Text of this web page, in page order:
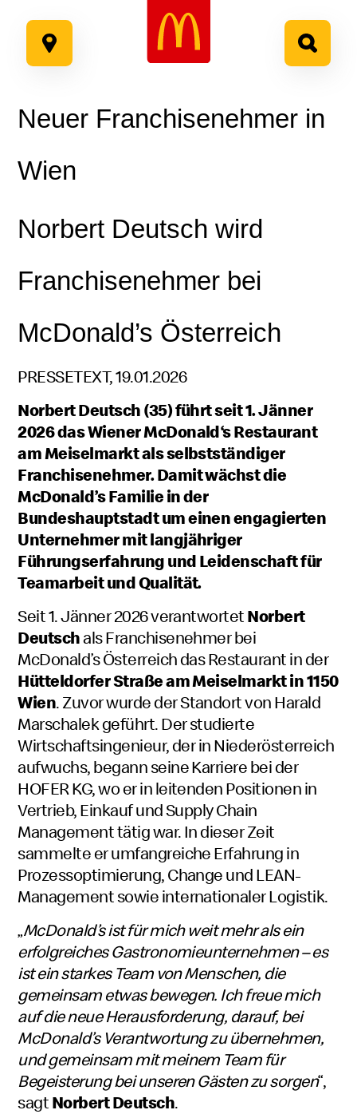
Inhalt
springen
Neuer Franchisenehmer in
Wien
Norbert Deutsch wird
Franchisenehmer bei
McDonald’s Österreich
PRESSETEXT, 19.01.2026
Norbert Deutsch (35) führt seit 1. Jänner
2026 das Wiener McDonald‘s Restaurant
am Meiselmarkt als selbstständiger
Franchisenehmer. Damit wächst die
McDonald’s Familie in der
Bundeshauptstadt um einen engagierten
Unternehmer mit langjähriger
Führungserfahrung und Leidenschaft für
Teamarbeit und Qualität.
Seit 1. Jänner 2026 verantwortetNorbert
Deutschals Franchisenehmer bei
McDonald’s Österreich das Restaurant in der
Hütteldorfer Straße am Meiselmarkt in 1150
Wien. Zuvor wurde der Standort von Harald
Marschalek geführt. Der studierte
Wirtschaftsingenieur, der in Niederösterreich
aufwuchs, begann seine Karriere bei der
HOFER KG, wo er in leitenden Positionen in
Vertrieb, Einkauf und Supply Chain
Management tätig war. In dieser Zeit
sammelte er umfangreiche Erfahrung in
Prozessoptimierung, Change und LEAN-
Management sowie internationaler Logistik.
„McDonald’s ist für mich weit mehr als ein
erfolgreiches Gastronomieunternehmen – es
ist ein starkes Team von Menschen, die
gemeinsam etwas bewegen. Ich freue mich
auf die neue Herausforderung, darauf, bei
McDonald’s Verantwortung zu übernehmen,
und gemeinsam mit meinem Team für
Begeisterung bei unseren Gästen zu sorgen“,
sagtNorbert Deutsch.